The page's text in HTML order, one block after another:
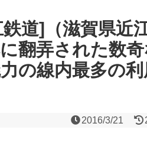
道]（滋賀県近
翻弄された数
の線内最多の
2016/3/21